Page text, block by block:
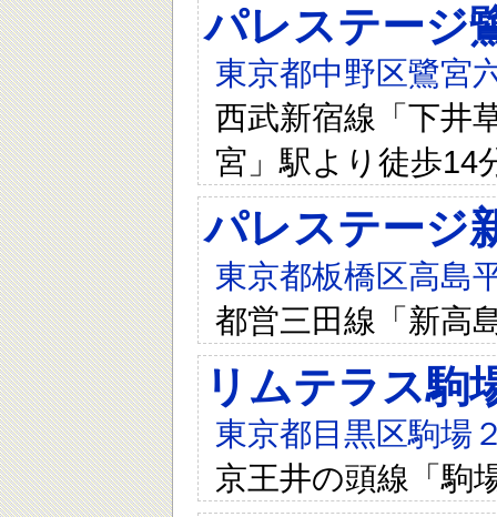
パレステージ
東京都中野区鷺宮
西武新宿線「下井
宮」駅より徒歩14
パレステージ
東京都板橋区高島
都営三田線「新高
リムテラス駒
東京都目黒区駒場
京王井の頭線「駒